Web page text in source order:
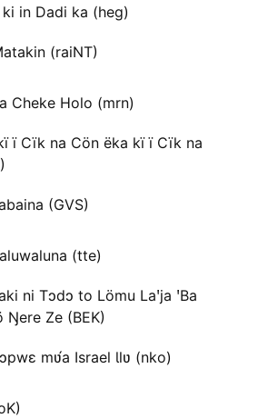
in Dadi ka (heg)
(raiNT)
Cheke Holo (mrn)
ï Cïk na Cön ëka kï ï Cïk na
(GVS)
(tte)
ni Tɔdɔ to Lömu Laꞌja ꞌBa
Ŋere Ze (BEK)
mʋ́a Israel Ɩlʋ (nko)